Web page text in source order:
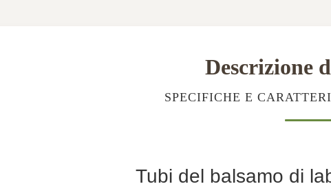
Descrizione
SPECIFICHE E
Tubi del balsamo di